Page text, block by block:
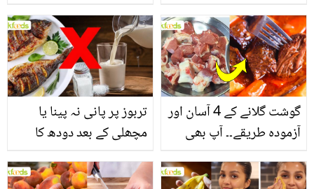
انگیز طبی فوائد
تربوز پر پانی نہ پینا یا
مچھلی کے بعد دودھ کا
سے متعلق غلط فہمیوں کی
گوشت گلانے کے 4 آسان اور
آزمودہ طریقے۔۔ آپ بھی
بتائے راز